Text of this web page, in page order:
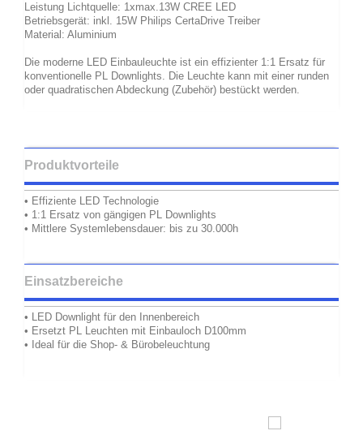
Leistung Lichtquelle: 1xmax.13W CREE LED
Betriebsgerät: inkl. 15W Philips CertaDrive Treiber
Material: Aluminium
Die moderne LED Einbauleuchte ist ein effizienter 1:1 Ersatz für
konventionelle PL Downlights. Die Leuchte kann mit einer runden
oder quadratischen Abdeckung (Zubehör) bestückt werden.
Produktvorteile
• Effiziente LED Technologie
• 1:1 Ersatz von gängigen PL Downlights
• Mittlere Systemlebensdauer: bis zu 30.000h
Einsatzbereiche
• LED Downlight für den Innenbereich
• Ersetzt PL Leuchten mit Einbauloch D100mm
• Ideal für die Shop- & Bürobeleuchtung